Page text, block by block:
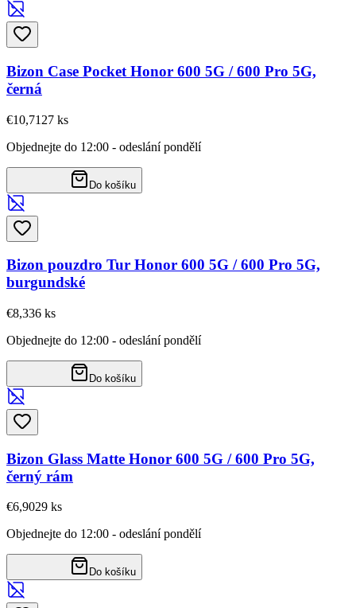
Bizon Case Pocket Honor 600 5G / 600 Pro 5G,
černá
€10,71 27 ks
Objednejte do 12:00 - odeslání pondělí
Do košíku
Bizon pouzdro Tur Honor 600 5G / 600 Pro 5G,
burgundské
€8,336 ks
Objednejte do 12:00 - odeslání pondělí
Do košíku
Bizon Glass Matte Honor 600 5G / 600 Pro 5G,
černý rám
€6,9029 ks
Objednejte do 12:00 - odeslání pondělí
Do košíku